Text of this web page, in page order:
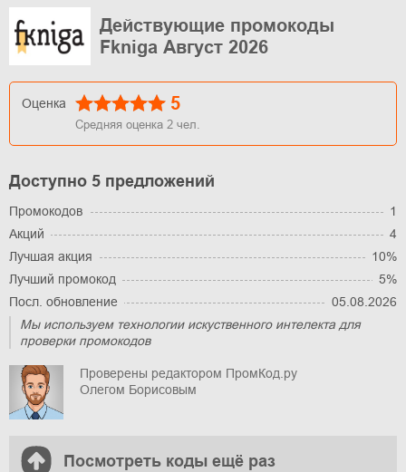
Действующие промокоды
Fkniga Август 2026
Оценка 5
Средняя оценка 2 чел.
Доступно 5 предложений
Промокодов
1
Акций
4
Лучшая акция
10%
Лучший промокод
5%
Посл. обновление
05.08.2026
Мы используем технологии искуственного интелекта для
проверки промокодов
Проверены редактором ПромКод.ру
Олегом Борисовым
Посмотреть коды ещё раз